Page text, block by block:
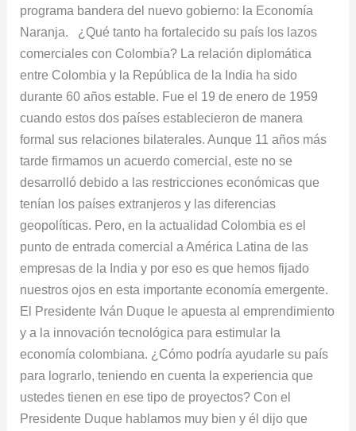
programa bandera del nuevo gobierno: la Economía
Naranja. ¿Qué tanto ha fortalecido su país los lazos
comerciales con Colombia? La relación diplomática
entre Colombia y la República de la India ha sido
durante 60 años estable. Fue el 19 de enero de 1959
cuando estos dos países establecieron de manera
formal sus relaciones bilaterales. Aunque 11 años más
tarde firmamos un acuerdo comercial, este no se
desarrolló debido a las restricciones económicas que
tenían los países extranjeros y las diferencias
geopolíticas. Pero, en la actualidad Colombia es el
punto de entrada comercial a América Latina de las
empresas de la India y por eso es que hemos fijado
nuestros ojos en esta importante economía emergente.
El Presidente Iván Duque le apuesta al emprendimiento
y a la innovación tecnológica para estimular la
economía colombiana. ¿Cómo podría ayudarle su país
para lograrlo, teniendo en cuenta la experiencia que
ustedes tienen en ese tipo de proyectos? Con el
Presidente Duque hablamos muy bien y él dijo que